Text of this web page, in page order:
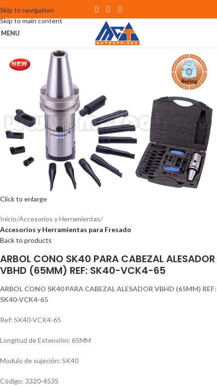
Skip to navigation
Skip to main content
MENU
Click to enlarge
Inicio Accesorios y Herramientas
Accesorios y Herramientas para Fresado
Back to products
ARBOL CONO SK40 PARA CABEZAL ALESADOR
VBHD (65MM) REF: SK40-VCK4-65
ARBOL CONO SK40 PARA CABEZAL ALESADOR VBHD (65MM) REF:
SK40-VCK4-65
Ref: SK40-VCK4-65
Longitud de Extensión: 65MM
Modulo de sujeción: SK40
Código: 3320-453S